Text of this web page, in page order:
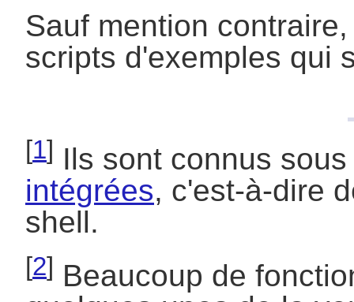
Sauf mention
scripts d'exemples qui
[1] Ils sont connus
intégrées, c'est-à-dire
shell.
[2] Beaucoup de